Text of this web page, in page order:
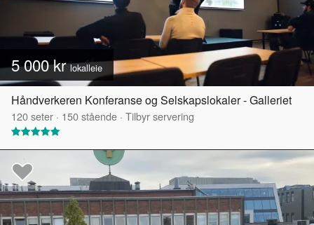
5 000 krlokalleie
Håndverkeren Konferanse og Selskapslokaler - Galleriet
120seter · 150stående · Tilbyr servering